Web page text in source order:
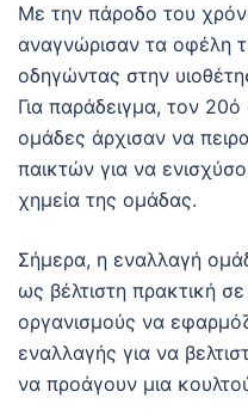
Με την πάροδο του
αναγνώρισαν τα οφέλη
οδηγώντας στην
Για παράδειγμα, τον
ομάδες άρχισαν να
παικτών για να
χημεία της ομάδας.
Σήμερα, η εναλλαγή
ως βέλτιστη πρακτική
οργανισμούς να
εναλλαγής για να
να προάγουν μια